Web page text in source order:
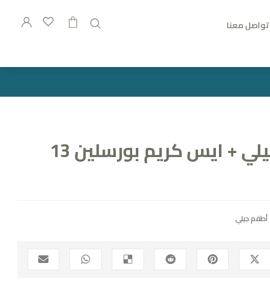
تواصل معنا
طقم جيلي + ايس كريم بورسلين 13
أطقم جيلي